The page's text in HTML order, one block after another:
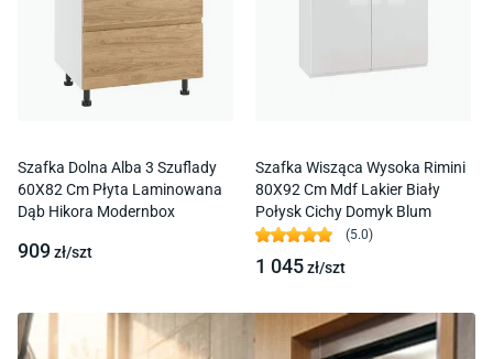
Szafka Dolna Alba 3 Szuflady
60X82 Cm Płyta Laminowana
Dąb Hikora Modernbox
909zł/szt
Szafka Wisząca Wysoka Rimini
80X92 Cm Mdf Lakier Biały
Połysk Cichy Domyk Blum
(5.0)
1 045zł/szt